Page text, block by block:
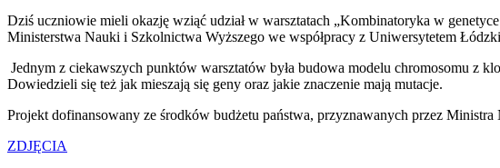
Dziś uczniowie mieli okazję wziąć udział w warsztatach „Kombinatoryka w
Ministerstwa Nauki i Szkolnictwa Wyższego we współpracy z Uniwersytetem
Jednym z ciekawszych punktów warsztatów była budowa modelu chromosomu z
Dowiedzieli się też jak mieszają się geny oraz jakie znaczenie mają mutacje.
Projekt dofinansowany ze środków budżetu państwa, przyznawanych przez
ZDJĘCIA